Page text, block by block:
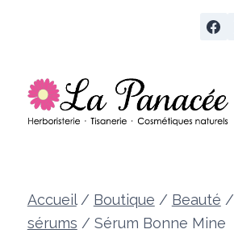
Accueil / Boutique / Beauté /
sérums / Sérum Bonne Mine